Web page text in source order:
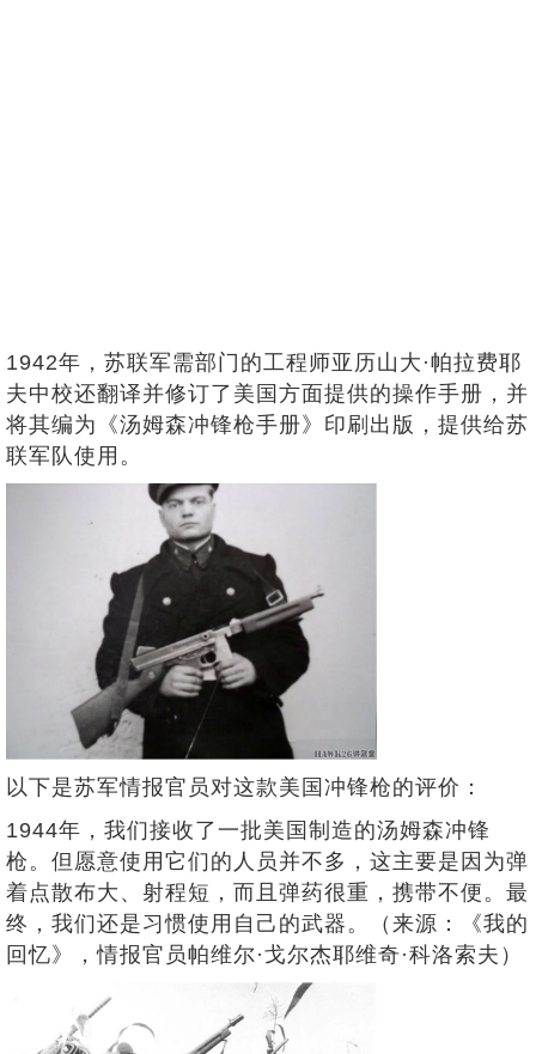
1942年，苏联军需部门的工程师亚历山大·帕拉费耶
夫中校还翻译并修订了美国方面提供的操作手册，并
将其编为《汤姆森冲锋枪手册》印刷出版，提供给苏
联军队使用。
以下是苏军情报官员对这款美国冲锋枪的评价：
1944年，我们接收了一批美国制造的汤姆森冲锋
枪。但愿意使用它们的人员并不多，这主要是因为弹
着点散布大、射程短，而且弹药很重，携带不便。最
终，我们还是习惯使用自己的武器。（来源：《我的
回忆》，情报官员帕维尔·戈尔杰耶维奇·科洛索夫）